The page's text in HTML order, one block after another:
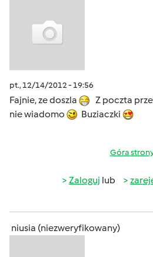
pt., 12/14/2012 - 19:56
Fajnie, ze doszla
Z poczta
nie wiadomo
Buziaczki
Góra
Zaloguj lub
niusia (niezweryfikowany)